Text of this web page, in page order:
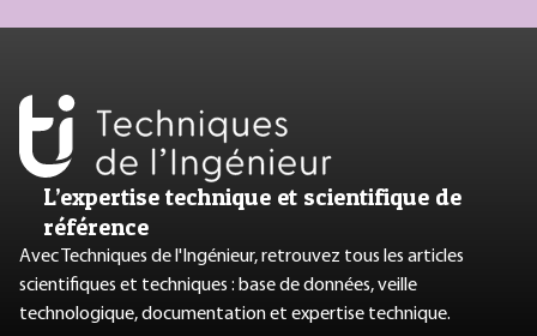
L’expertise technique et scientifique de
référence
Avec Techniques de l'Ingénieur, retrouvez tous les articles
scientifiques et techniques : base de données, veille
technologique, documentation et expertise technique.